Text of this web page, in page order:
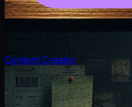
Content Creator